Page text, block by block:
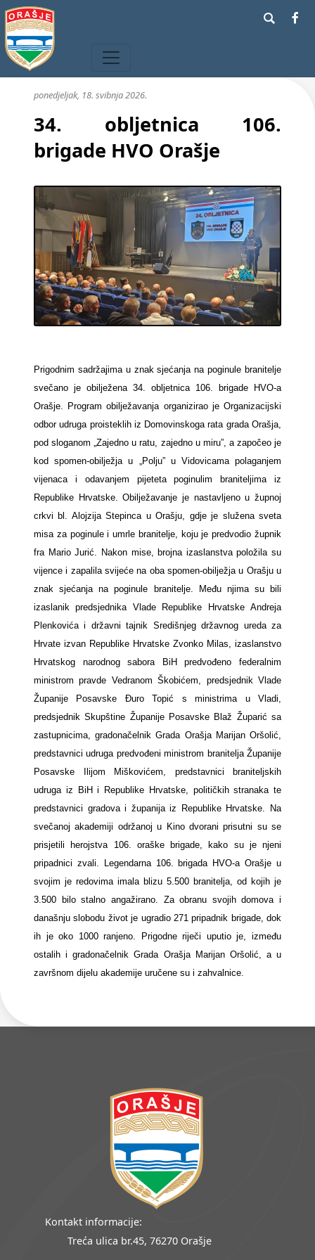
ponedjeljak, 18. svibnja 2026.
34. obljetnica 106.
brigade HVO Orašje
Prigodnim sadržajima u znak sjećanja na poginule branitelje
svečano je obilježena 34. obljetnica 106. brigade HVO-a
Orašje. Program obilježavanja organizirao je Organizacijski
odbor udruga proisteklih iz Domovinskoga rata grada Orašja,
pod sloganom „Zajedno u ratu, zajedno u miru”, a započeo je
kod spomen-obilježja u „Polju” u Vidovicama polaganjem
vijenaca i odavanjem pijeteta poginulim braniteljima iz
Republike Hrvatske. Obilježavanje je nastavljeno u župnoj
crkvi bl. Alojzija Stepinca u Orašju, gdje je služena sveta
misa za poginule i umrle branitelje, koju je predvodio župnik
fra Mario Jurić. Nakon mise, brojna izaslanstva položila su
vijence i zapalila svijeće na oba spomen-obilježja u Orašju u
znak sjećanja na poginule branitelje. Među njima su bili
izaslanik predsjednika Vlade Republike Hrvatske Andreja
Plenkovića i državni tajnik Središnjeg državnog ureda za
Hrvate izvan Republike Hrvatske Zvonko Milas, izaslanstvo
Hrvatskog narodnog sabora BiH predvođeno federalnim
ministrom pravde Vedranom Škobićem, predsjednik Vlade
Županije Posavske Đuro Topić s ministrima u Vladi,
predsjednik Skupštine Županije Posavske Blaž Župarić sa
zastupnicima, gradonačelnik Grada Orašja Marijan Oršolić,
predstavnici udruga predvođeni ministrom branitelja Županije
Posavske Ilijom Miškovićem, predstavnici braniteljskih
udruga iz BiH i Republike Hrvatske, političkih stranaka te
predstavnici gradova i županija iz Republike Hrvatske. Na
svečanoj akademiji održanoj u Kino dvorani prisutni su se
prisjetili herojstva 106. oraške brigade, kako su je njeni
pripadnici zvali. Legendarna 106. brigada HVO-a Orašje u
svojim je redovima imala blizu 5.500 branitelja, od kojih je
3.500 bilo stalno angažirano. Za obranu svojih domova i
današnju slobodu život je ugradio 271 pripadnik brigade, dok
ih je oko 1000 ranjeno. Prigodne riječi uputio je, između
ostalih i gradonačelnik Grada Orašja Marijan Oršolić, a u
završnom dijelu akademije uručene su i zahvalnice.
Kontakt informacije:
Treća ulica br.45, 76270 Orašje